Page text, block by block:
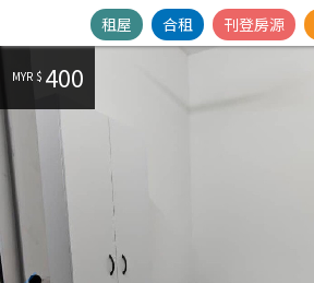
租屋 合租 刊登房源
MYR $ 400